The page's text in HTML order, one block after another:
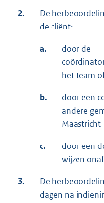
2.
De
de cliënt:
a.
door de
het team
b.
door een
andere
c.
door een
wijzen
3.
De
dagen na